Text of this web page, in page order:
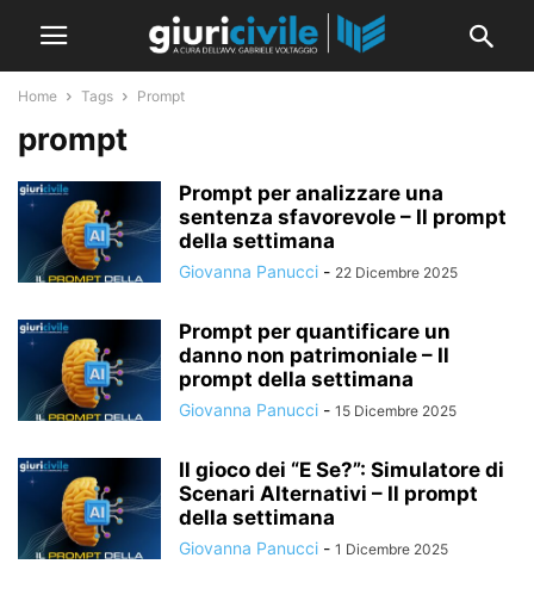
Home Tags Prompt
prompt
Prompt per analizzare una
sentenza sfavorevole – Il prompt
della settimana
Giovanna Panucci - 22 Dicembre 2025
Prompt per quantificare un
danno non patrimoniale – Il
prompt della settimana
Giovanna Panucci - 15 Dicembre 2025
Il gioco dei “E Se?”: Simulatore di
Scenari Alternativi – Il prompt
della settimana
Giovanna Panucci - 1 Dicembre 2025